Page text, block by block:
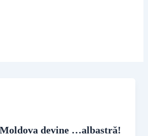
devine …albastră!